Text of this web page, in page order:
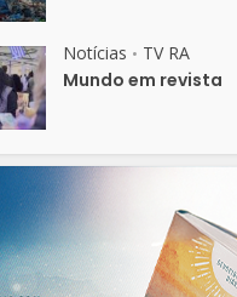
Notícias • TV RA
Mundo em revista